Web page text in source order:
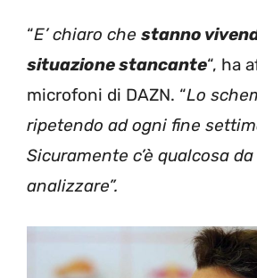
“E’ chiaro che stanno
situazione stancante“, ha
microfoni di DAZN. “Lo
ripetendo ad ogni fine
Sicuramente c’è qualcosa
analizzare”.